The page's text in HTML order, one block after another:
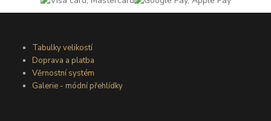
Tabulky velikostí
Doprava a platba
Věrnostní systém
Galerie - módní přehlídky